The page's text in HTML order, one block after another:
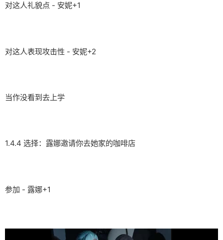
对这人礼貌点 - 安妮+1
对这人表现攻击性 - 安妮+2
当作没看到去上学
1.4.4 选择：露娜邀请你去她家的咖啡店
参加 - 露娜+1